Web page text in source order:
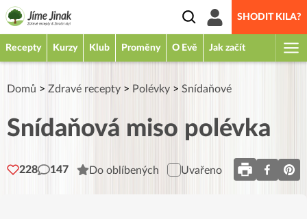
SHODIT KILA?
Recepty Kurzy Klub Proměny O Evě Jak začít
Domů > Zdravé recepty > Polévky > Snídaňové
Snídaňová miso polévka
228 147 Do oblíbených Uvařeno